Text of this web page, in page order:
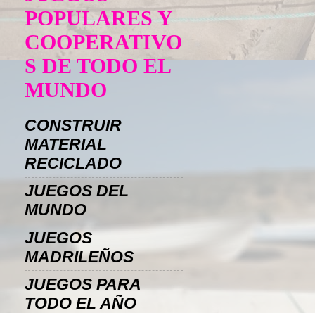
POPULARES Y
COOPERATIVO
S DE TODO EL
MUNDO
CONSTRUIR
MATERIAL
RECICLADO
JUEGOS DEL
MUNDO
JUEGOS
MADRILEÑOS
JUEGOS PARA
TODO EL AÑO